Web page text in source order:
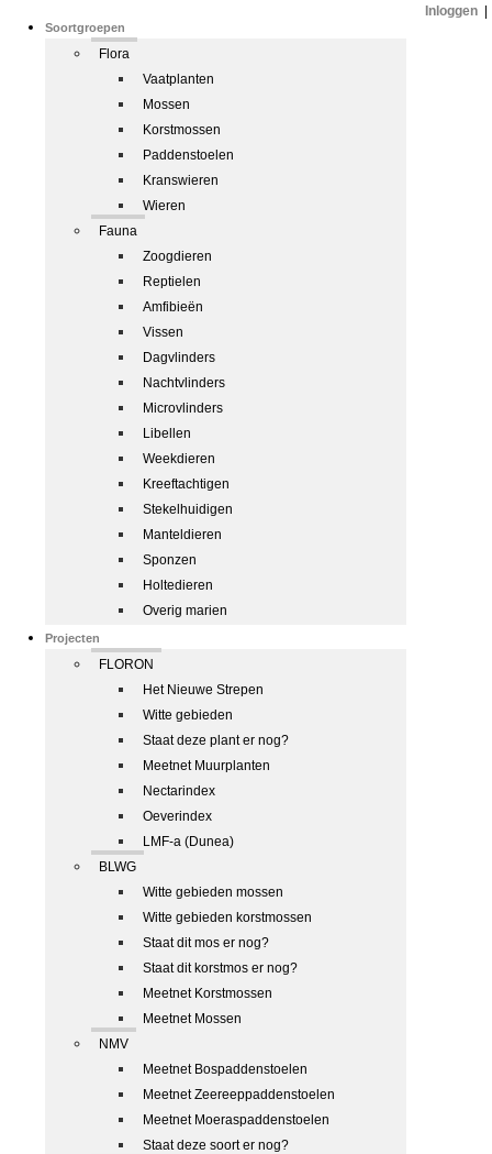
Soortgroepen
Flora
Vaatplanten
Mossen
Korstmossen
Paddenstoelen
Kranswieren
Wieren
Fauna
Zoogdieren
Reptielen
Amfibieën
Vissen
Dagvlinders
Nachtvlinders
Microvlinders
Libellen
Weekdieren
Kreeftachtigen
Stekelhuidigen
Manteldieren
Sponzen
Holtedieren
Overig marien
Projecten
FLORON
Het Nieuwe Strepen
Witte gebieden
Staat deze plant er nog?
Meetnet Muurplanten
Nectarindex
Oeverindex
LMF-a (Dunea)
BLWG
Witte gebieden mossen
Witte gebieden korstmossen
Staat dit mos er nog?
Staat dit korstmos er nog?
Meetnet Korstmossen
Meetnet Mossen
NMV
Meetnet Bospaddenstoelen
Meetnet Zeereeppaddenstoelen
Meetnet Moeraspaddenstoelen
Staat deze soort er nog?
Inloggen